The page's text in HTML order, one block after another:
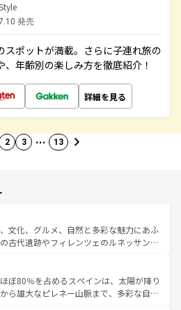
発売
スポットが満載。さらに子連れ旅の
年齢別の楽しみ方を徹底紹介！
詳細を見る
2 3 … 13
文化、グルメ、自然と多彩な魅力にあふ
の古代遺跡やフィレンツェのルネッサンス
の美しい田園風景やアマルフィ海岸の絶
も見逃せない。観光の合間には、本場の
、絶品のイタリア料理を堪能することも
ぼ80％を占めるスペインは、太陽が降り
ら雄大なピレネー山脈まで、多彩な自然